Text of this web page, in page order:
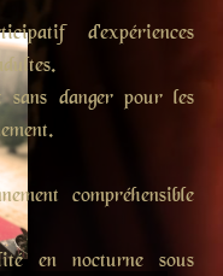
d'expériences
danger pour les
compréhensible
en nocturne sous